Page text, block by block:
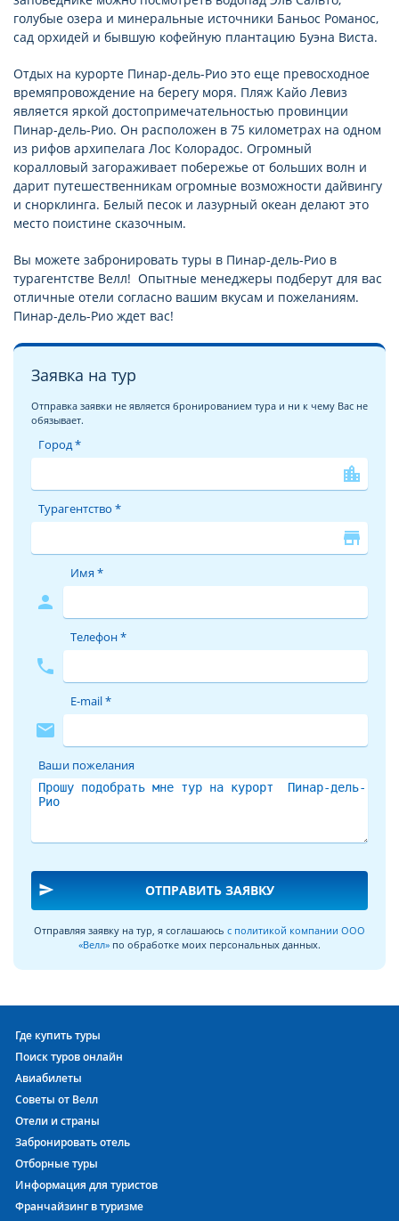
голубые озера и минеральные источники Баньос Романос,
сад орхидей и бывшую кофейную плантацию Буэна Виста.
Отдых на курорте Пинар-дель-Рио это еще превосходное
времяпровождение на берегу моря. Пляж Кайо Левиз
является яркой достопримечательностью провинции
Пинар-дель-Рио. Он расположен в 75 километрах на одном
из рифов архипелага Лос Колорадос. Огромный
коралловый загораживает побережье от больших волн и
дарит путешественникам огромные возможности дайвингу
и снорклинга. Белый песок и лазурный океан делают это
место поистине сказочным.
Вы можете забронировать туры в Пинар-дель-Рио в
турагентстве Велл! Опытные менеджеры подберут для вас
отличные отели согласно вашим вкусам и пожеланиям.
Пинар-дель-Рио ждет вас!
Заявка на тур
Отправка заявки не является бронированием тура и ни к чему Вас не
обязывает.
Город *
location_city
Турагентство *
store
person
Имя *
phone
Телефон *
mail
E-mail *
Ваши пожелания
send ОТПРАВИТЬ ЗАЯВКУ
Отправляя заявку на тур, я соглашаюсь с политикой компании ООО
«Велл» по обработке моих персональных данных.
Где купить туры
Поиск туров онлайн
Авиабилеты
Советы от Велл
Отели и страны
Забронировать отель
Отборные туры
Информация для туристов
Франчайзинг в туризме